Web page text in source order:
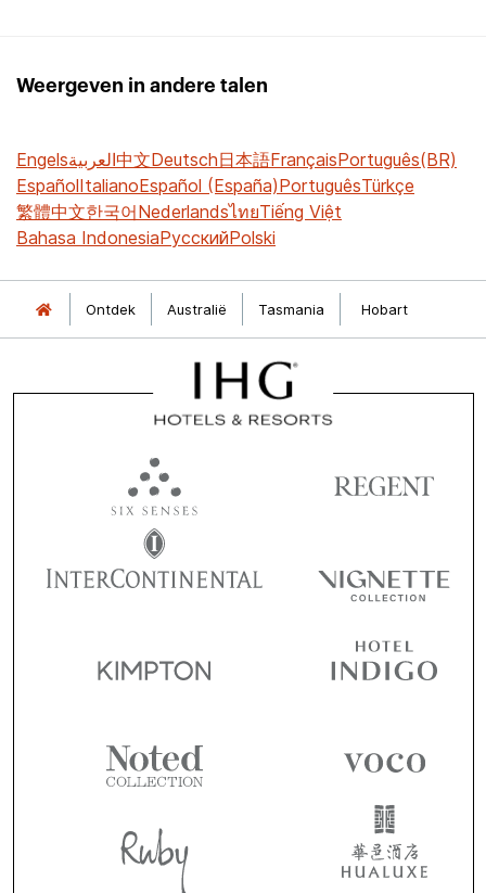
Weergeven in andere talen
Engelsالعربية中文Deutsch日本語FrançaisPortuguês(BR)
EspañolItalianoEspañol (España)PortuguêsTürkçe
繁體中文한국어NederlandsไทยTiếng Việt
Bahasa IndonesiaРусскийPolski
Ontdek Australië Tasmania Hobart